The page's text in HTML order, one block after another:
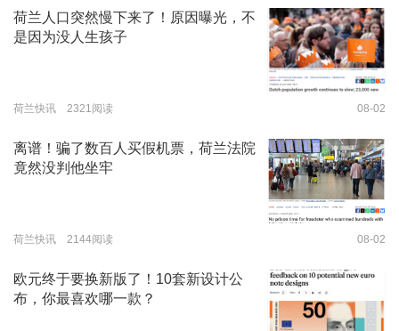
荷兰人口突然慢下来了！原因曝光，不
是因为没人生孩子
荷兰快讯 2321阅读 08-02
离谱！骗了数百人买假机票，荷兰法院
竟然没判他坐牢
荷兰快讯 2144阅读 08-02
欧元终于要换新版了！10套新设计公
布，你最喜欢哪一款？